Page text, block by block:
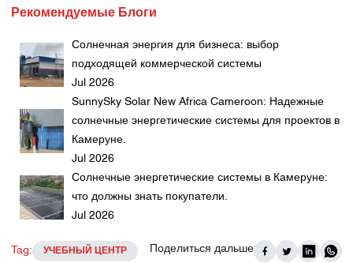
Рекомендуемые Блоги
Солнечная энергия для бизнеса: выбор
подходящей коммерческой системы
Jul 2026
SunnySky Solar New Africa Cameroon: Надежные
солнечные энергетические системы для проектов в
Камеруне.
Jul 2026
Солнечные энергетические системы в Камеруне:
что должны знать покупатели.
Jul 2026
Tag: УЧЕБНЫЙ ЦЕНТР Поделиться дальше